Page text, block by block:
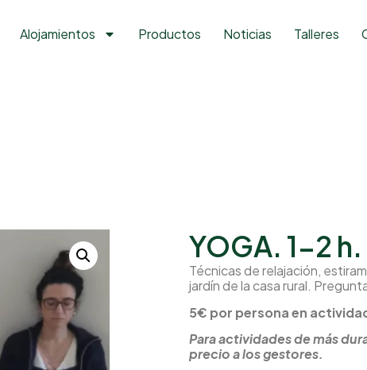
Alojamientos Productos Noticias Talleres
YOGA. 1-2 h.
Técnicas de relajación,
jardín de la casa rural.
5€ por persona en
Para actividades de más
precio a los gestores.